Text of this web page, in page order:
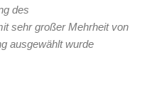
des
sehr großer Mehrheit von
ausgewählt wurde